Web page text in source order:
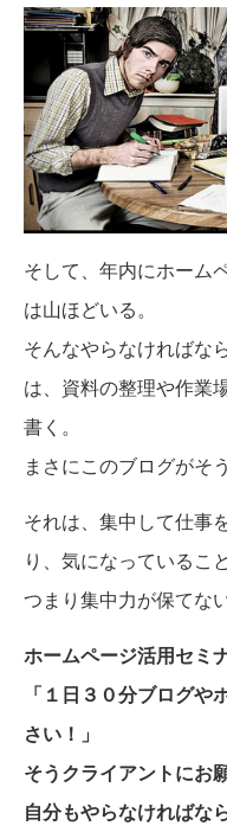
そして、年内にホーム
は山ほどいる。
そんなやらなければな
は、資料の整理や作業
書く。
まさにこのブログがそう
それは、集中して仕事
り、気になっているこ
つまり集中力が保てな
ホームページ活用セミ
「１日３０分ブログ
さい！」
そうクライアントにお
自分もやらなければな